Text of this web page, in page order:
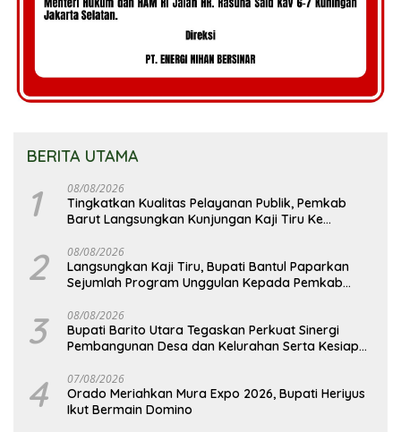
BERITA UTAMA
1 08/08/2026
Tingkatkan Kualitas Pelayanan Publik, Pemkab
Barut Langsungkan Kunjungan Kaji Tiru Ke
2 08/08/2026
Langsungkan Kaji Tiru, Bupati Bantul Paparkan
Sejumlah Program Unggulan Kepada Pemkab
3 08/08/2026
Bupati Barito Utara Tegaskan Perkuat Sinergi
Pembangunan Desa dan Kelurahan Serta Kesiapan
4 07/08/2026
Orado Meriahkan Mura Expo 2026, Bupati Heriyus
Ikut Bermain Domino